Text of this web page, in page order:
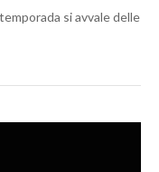
si avvale delle